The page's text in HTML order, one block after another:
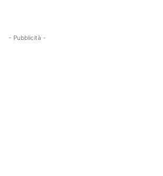
- Pubblicità -